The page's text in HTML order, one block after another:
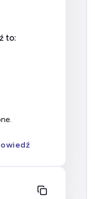
to: